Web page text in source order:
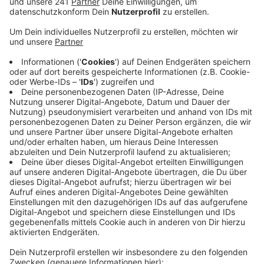
Veröffentlicht:Freitag, 08.05.2020 17:00
Anzeige
Dort bessert Straßen.NRW bis Montag
Fahrbahnschäden aus. Die Fahrbahn ist dafür gesperrt,
und zwar konkret die Verbindung von der A3 aus
Frankfurt auf die A1 Richtung Koblenz. Auch die
Verbindung von der A1 aus Dortmund auf die A3 in
Fahrtrichtung Oberhausen ist dicht.
Schon am Freitagabend beginnen die
Landesstraßenbauer mit ihren Arbeiten, die Sperrung
geht also von Freitag 20 Uhr bis Montag um 5.
Zusätzlich könnte es sich auf der A1 in Richtung
Koblenz stauen, hier ist nur ein Fahrstreifen frei. Mit
ausgeschildert.